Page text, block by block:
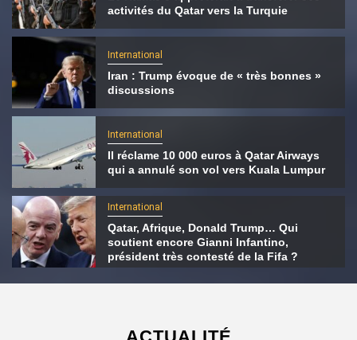
activités du Qatar vers la Turquie
International
Iran : Trump évoque de « très bonnes »
discussions
International
Il réclame 10 000 euros à Qatar Airways
qui a annulé son vol vers Kuala Lumpur
International
Qatar, Afrique, Donald Trump… Qui
soutient encore Gianni Infantino,
président très contesté de la Fifa ?